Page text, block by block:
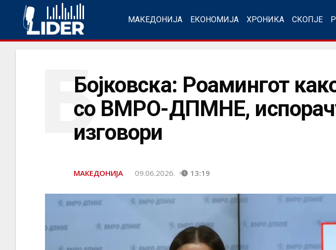
МАКЕДОНИЈА ЕКОНОМИЈА ХРОНИКА СКОПЈЕ
Бојковска: Роамингот
со ВМРО-ДПМНЕ,
изговори
Б
МАКЕДОНИЈА 09.06.2026. 13:19